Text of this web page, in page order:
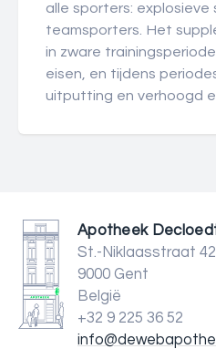
alle sporters:
teamsporters. Het
in zware
eisen, en tijdens
uitputting en verhoogd
Apotheek
St.-Niklaasstraat 42
9000 Gent
België
+32 9 225 36 52